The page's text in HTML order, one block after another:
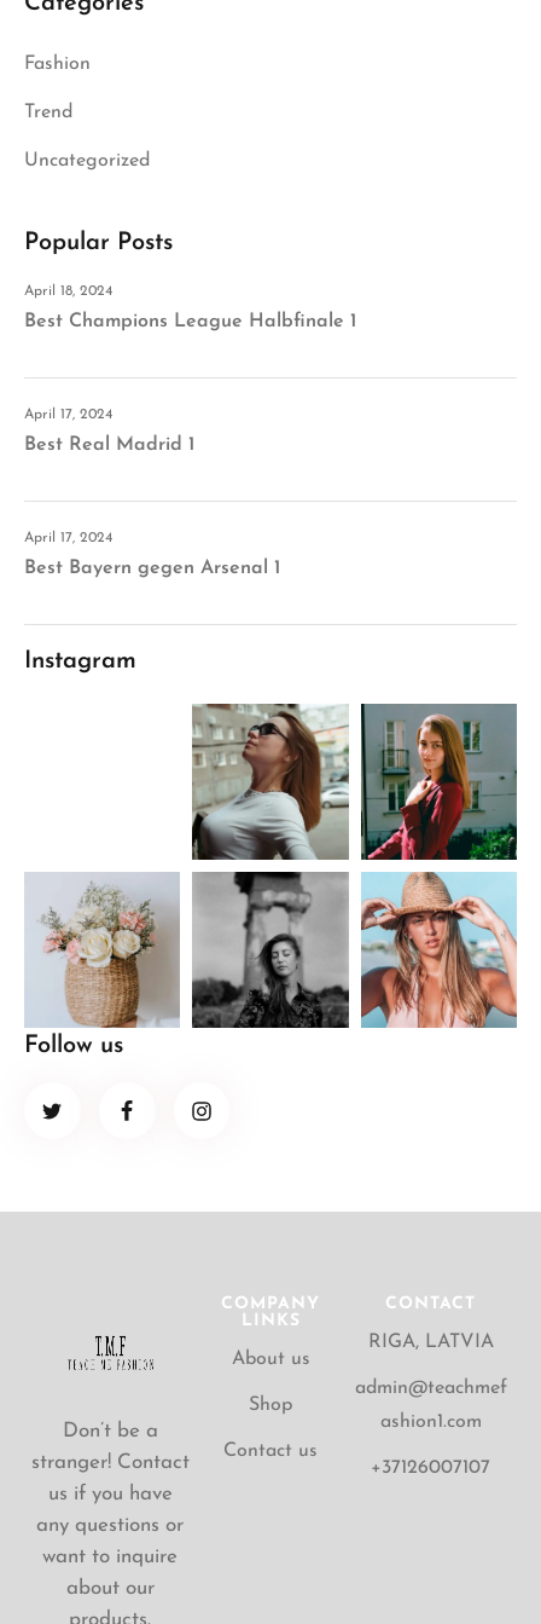
Fashion
Trend
Uncategorized
Popular Posts
April 18, 2024
Best Champions League Halbfinale 1
April 17, 2024
Best Real Madrid 1
April 17, 2024
Best Bayern gegen Arsenal 1
Instagram
Follow us
Don’t be a
stranger! Contact
us if you have
any questions or
want to inquire
about our
COMPANY
LINKS
About us
Shop
Contact us
CONTACT
RIGA, LATVIA
admin@teachmef
ashion1.com
+37126007107